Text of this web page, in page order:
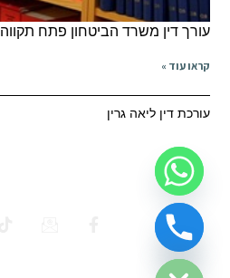
עורך דין משרד הביטחון פתח תקווה
קראו עוד »
עורכת דין ליאה גרין
Hide